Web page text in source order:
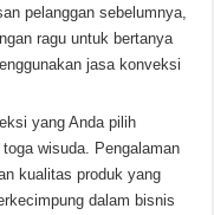
pelanggan sebelumnya,
ragu untuk bertanya
jasa konveksi
yang Anda pilih
wisuda. Pengalaman
kualitas produk yang
dalam bisnis